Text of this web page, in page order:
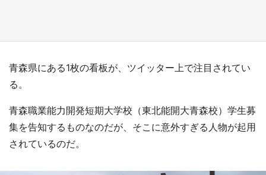
青森県にある1枚の看板が、ツイッター上で注目されてい
る。
青森職業能力開発短期大学校（東北能開大青森校）学生募
集を告知するものなのだが、そこに意外すぎる人物が起用
されているのだ。